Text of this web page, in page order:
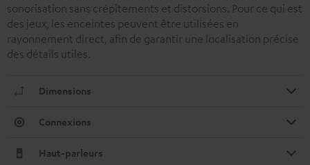
sonorisation sans crépitements et distorsions. Pour ce qui est
des jeux, les enceintes peuvent être utilisées en
rayonnement direct, afin de garantir une localisation précise
des détails utiles.
Dimensions
Connexions
Haut-parleurs